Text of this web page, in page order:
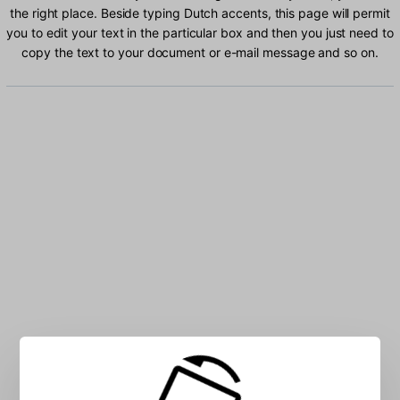
the right place. Beside typing Dutch accents, this page will permit
you to edit your text in the particular box and then you just need to
copy the text to your document or e-mail message and so on.
Type Dutch characters into the box: